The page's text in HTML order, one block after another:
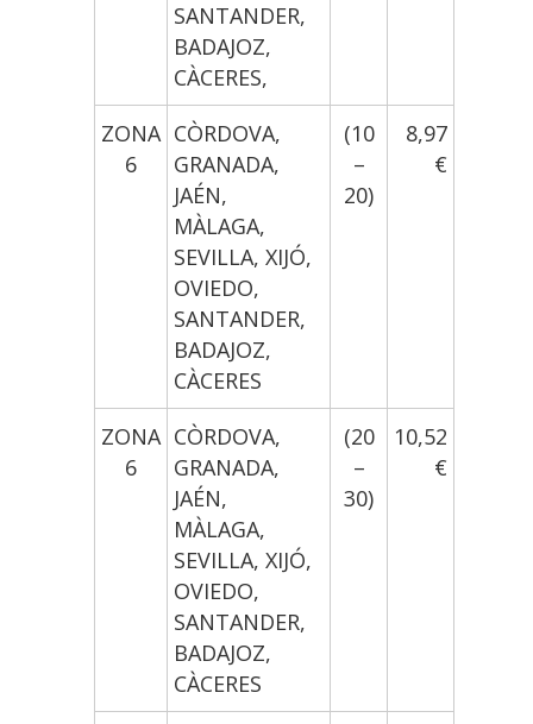
SANTANDER,
BADAJOZ,
CÀCERES,
ZONA
6
CÒRDOVA,
GRANADA,
JAÉN,
MÀLAGA,
SEVILLA, XIJÓ,
OVIEDO,
SANTANDER,
BADAJOZ,
CÀCERES
(10
–
20)
8,97
€
ZONA
6
CÒRDOVA,
GRANADA,
JAÉN,
MÀLAGA,
SEVILLA, XIJÓ,
OVIEDO,
SANTANDER,
BADAJOZ,
CÀCERES
(20
–
30)
10,52
€